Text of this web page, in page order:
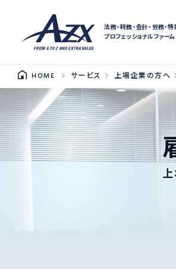
法務・税務・会計・労務・
プロフェッショナルファーム
HOME サービス 上場企業の方へ